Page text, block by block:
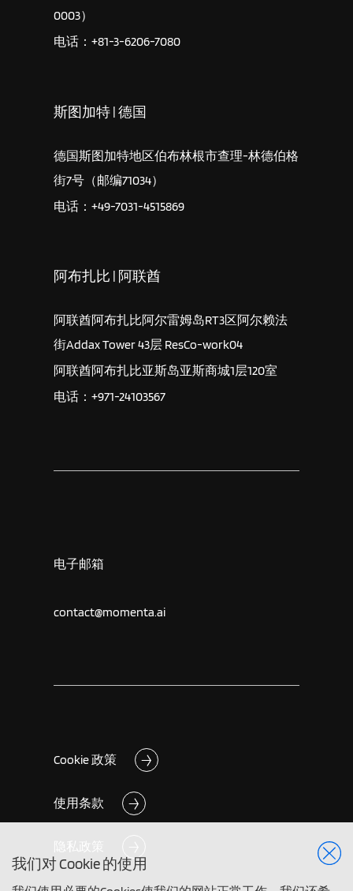
我们对 Cookie 的使用
0003）
电话：+81-3-6206-7080
斯图加特 | 德国
德国斯图加特地区伯布林根市查理-林德伯格
街7号（邮编71034）
电话：+49-7031-4515869
阿布扎比 | 阿联酋
阿联酋阿布扎比阿尔雷姆岛RT3区阿尔赖法
街Addax Tower 43层 ResCo-work04
阿联酋阿布扎比亚斯岛亚斯商城1层120室
电话：+971-24103567
电子邮箱
contact@momenta.ai
Cookie 政策
使用条款
隐私政策